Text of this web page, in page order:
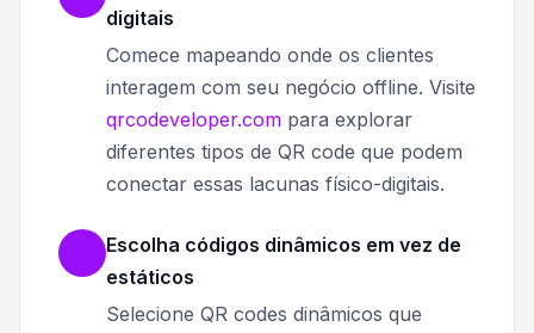
digitais
Comece mapeando onde os clientes
interagem com seu negócio offline. Visite
qrcodeveloper.com para explorar
diferentes tipos de QR code que podem
conectar essas lacunas físico-digitais.
Escolha códigos dinâmicos em vez de
estáticos
Selecione QR codes dinâmicos que